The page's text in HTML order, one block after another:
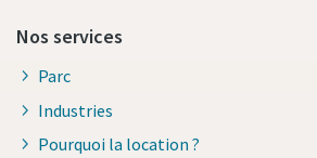
Nos services
Parc
Industries
Pourquoi la location ?